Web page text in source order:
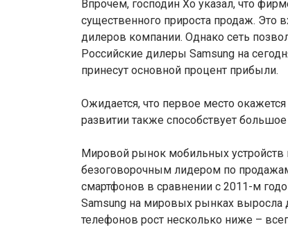
Впрочем, господин Хо указал, что
существенного прироста продаж. Это
дилеров компании. Однако сеть
Российские дилеры Samsung на
принесут основной процент прибыли.
Ожидается, что первое место
развитии также способствует
Мировой рынок мобильных устройств
безоговорочным лидером по
смартфонов в сравнении с 2011-м
Samsung на мировых рынках выросла
телефонов рост несколько ниже –